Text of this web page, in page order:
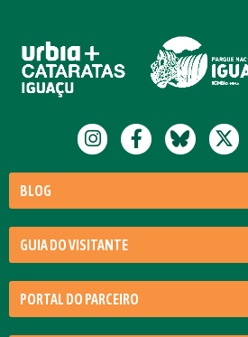
BLOG
GUIA DO VISITANTE
PORTAL DO PARCEIRO